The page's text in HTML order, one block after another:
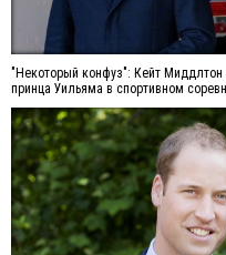
"Некоторый конфуз": Кейт
принца Уильяма в спортивном